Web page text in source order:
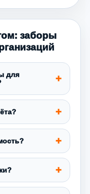
заборы
для